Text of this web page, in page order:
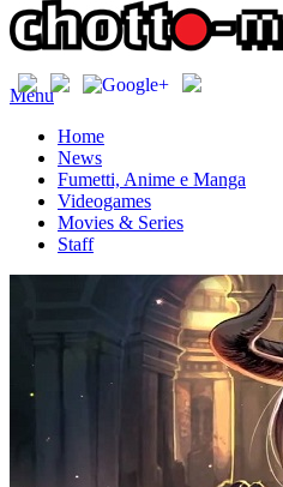
Menu
Home
News
Fumetti, Anime e Manga
Videogames
Movies & Series
Staff